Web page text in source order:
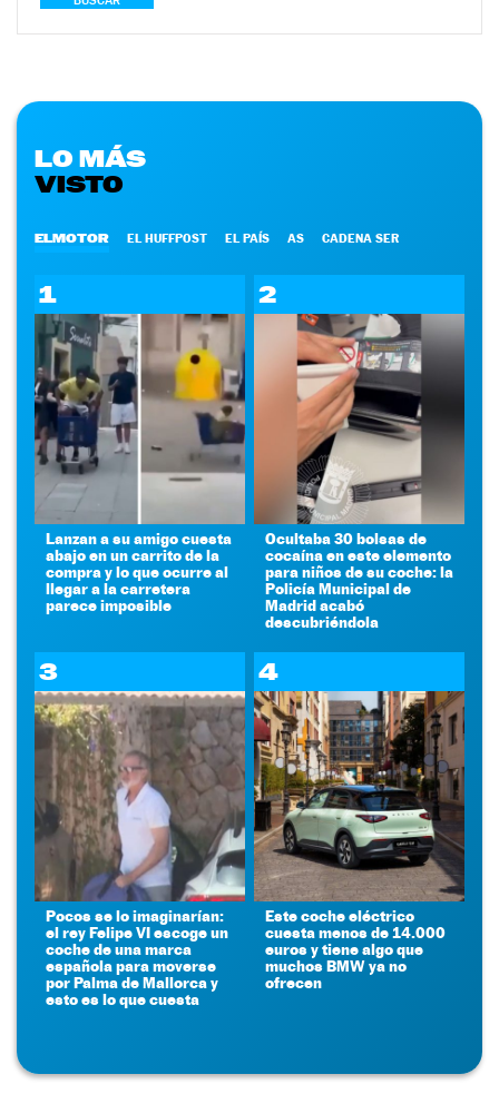
LO MÁS
VISTO
ELMOTOR EL HUFFPOST EL PAÍS AS CADENA SER
1
Lanzan a su amigo cuesta
abajo en un carrito de la
compra y lo que ocurre al
llegar a la carretera
parece imposible
2
Ocultaba 30 bolsas de
cocaína en este elemento
para niños de su coche: la
Policía Municipal de
Madrid acabó
descubriéndola
3
Pocos se lo imaginarían:
el rey Felipe VI escoge un
coche de una marca
española para moverse
por Palma de Mallorca y
esto es lo que cuesta
4
Este coche eléctrico
cuesta menos de 14.000
euros y tiene algo que
muchos BMW ya no
ofrecen